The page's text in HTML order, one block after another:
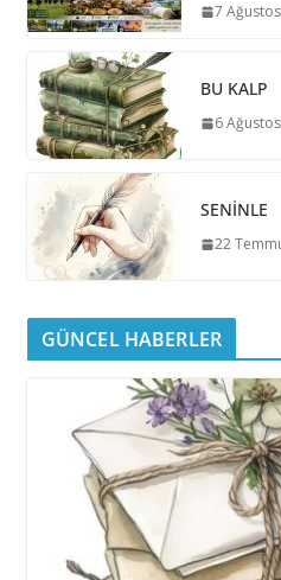
7
BU KALP
6
SENİNLE
22
GÜNCEL HABERLER